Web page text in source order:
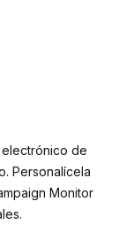
de
Personalícela
Monitor